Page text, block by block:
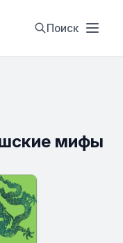
Поиск
мифы